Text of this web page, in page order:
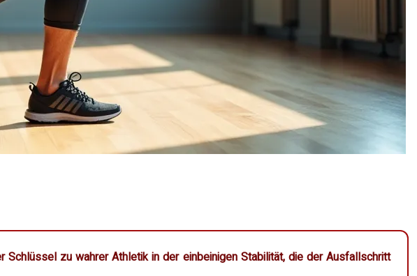
zu wahrer Athletik in der einbeinigen Stabilität, die der Ausfallschritt